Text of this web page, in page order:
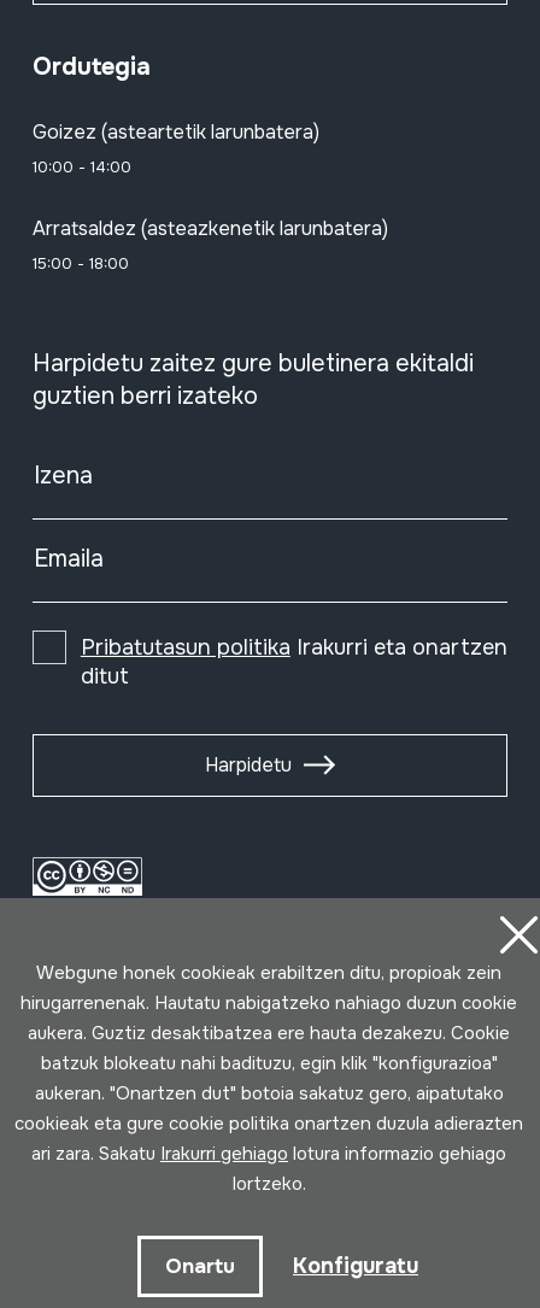
Ordutegia
Goizez (asteartetik larunbatera)
10:00 - 14:00
Arratsaldez (asteazkenetik larunbatera)
15:00 - 18:00
Harpidetu zaitez gure buletinera ekitaldi
guztien berri izateko
Izena
Emaila
Pribatutasun politika Irakurri eta onartzen
ditut
Harpidetu
Pribatutasun politika Cookie politika
Webgune honek cookieak erabiltzen ditu, propioak zein
hirugarrenenak. Hautatu nabigatzeko nahiago duzun cookie
aukera. Guztiz desaktibatzea ere hauta dezakezu. Cookie
batzuk blokeatu nahi badituzu, egin klik "konfigurazioa"
aukeran. "Onartzen dut" botoia sakatuz gero, aipatutako
cookieak eta gure cookie politika onartzen duzula adierazten
ari zara. Sakatu Irakurri gehiago lotura informazio gehiago
lortzeko.
Onartu Konfiguratu